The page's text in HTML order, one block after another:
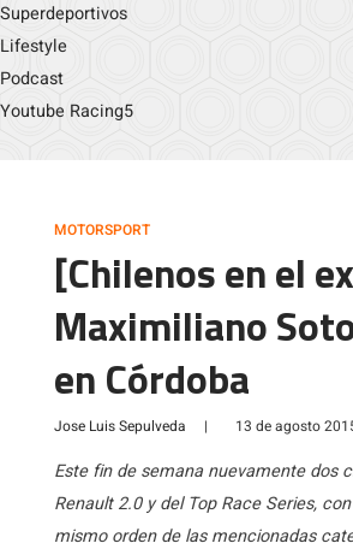
Superdeportivos
Lifestyle
Podcast
Youtube Racing5
MOTORSPORT
[Chilenos en el
Maximiliano
en Córdoba
Jose Luis Sepulveda | 13 de agosto
Este fin de semana nuevamente dos
Renault 2.0 y del Top Race Series,
mismo orden de las mencionadas